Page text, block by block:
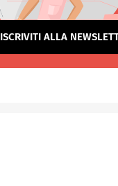
ISCRIVITI ALLA